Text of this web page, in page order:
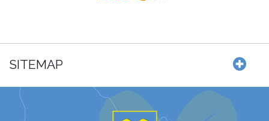
SITEMAP